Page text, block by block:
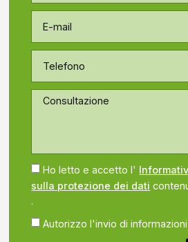
Ho letto e accetto l'
sulla protezione dei dati
.
Autorizzo l'invio di